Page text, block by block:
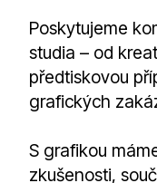
Poskytujeme
studia – od
předtiskovou
grafických
S grafikou
zkušenosti,